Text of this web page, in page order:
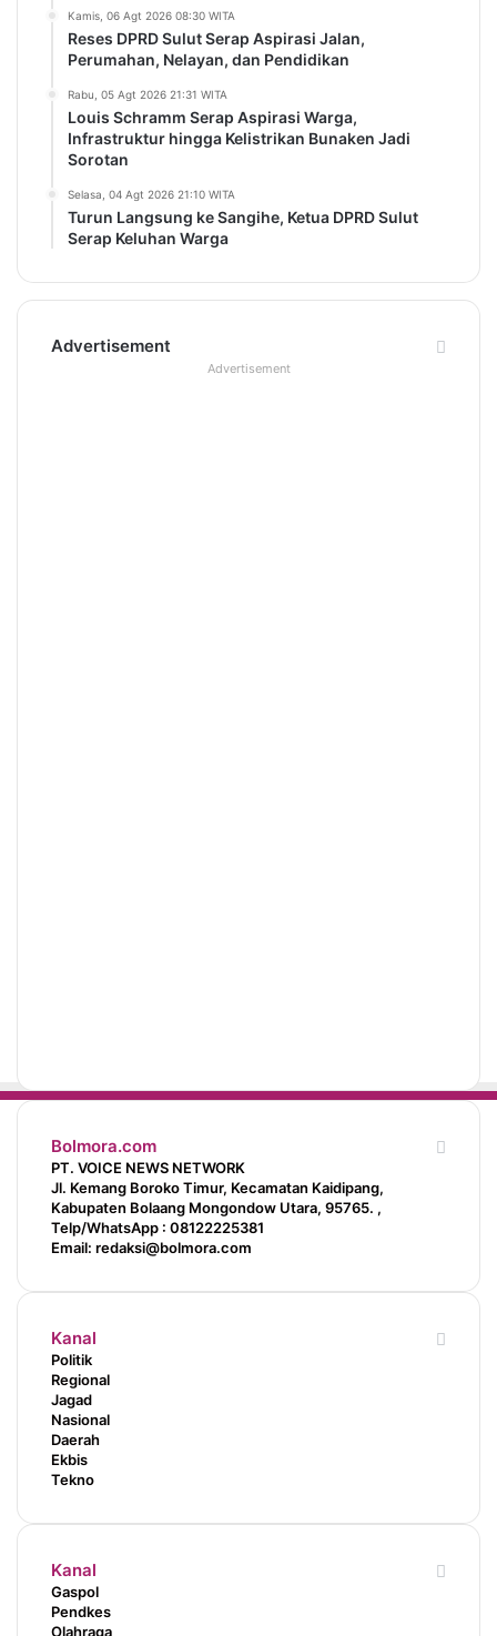
Kamis, 06 Agt 2026 08:30 WITA
Reses DPRD Sulut Serap Aspirasi Jalan,
Perumahan, Nelayan, dan Pendidikan
Rabu, 05 Agt 2026 21:31 WITA
Louis Schramm Serap Aspirasi Warga,
Infrastruktur hingga Kelistrikan Bunaken Jadi
Sorotan
Selasa, 04 Agt 2026 21:10 WITA
Turun Langsung ke Sangihe, Ketua DPRD Sulut
Serap Keluhan Warga
Advertisement
Advertisement
Bolmora.com
PT. VOICE NEWS NETWORK
Jl. Kemang Boroko Timur, Kecamatan Kaidipang,
Kabupaten Bolaang Mongondow Utara, 95765. ,
Telp/WhatsApp : 08122225381
Email: redaksi@bolmora.com
Kanal
Politik
Regional
Jagad
Nasional
Daerah
Ekbis
Tekno
Kanal
Gaspol
Pendkes
Olahraga